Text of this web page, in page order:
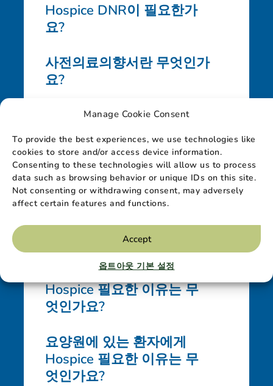
Manage Cookie Consent
To provide the best experiences, we use technologies like
cookies to store and/or access device information.
Consenting to these technologies will allow us to process
data such as browsing behavior or unique IDs on this site.
Not consenting or withdrawing consent, may adversely
affect certain features and functions.
Accept
옵트아웃 기본 설정
Hospice DNR이 필요한가
요?
사전의료의향서란 무엇인가
요?
Hospice 환자도 병원에 갈
수 있나요?
Hospice 환자도 병원에 갈
수 있나요?
택에 있어야 하나요?
가정 건강이 있는 환자에게
Hospice 필요한 이유는 무
엇인가요?
요양원에 있는 환자에게
Hospice 필요한 이유는 무
엇인가요?